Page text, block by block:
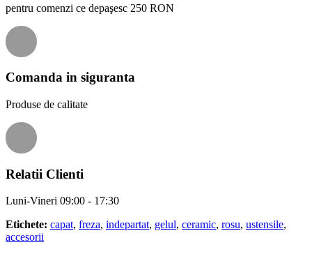
pentru comenzi ce depaşesc 250 RON
Comanda in siguranta
Produse de calitate
Relatii Clienti
Luni-Vineri 09:00 - 17:30
Etichete: capat, freza, indepartat, gelul, ceramic, rosu, ustensile,
accesorii